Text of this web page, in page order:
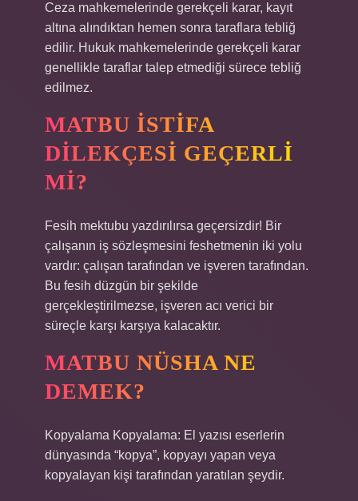
Ceza mahkemelerinde gerekçeli karar, kayıt
altına alındıktan hemen sonra taraflara tebliğ
edilir. Hukuk mahkemelerinde gerekçeli karar
genellikle taraflar talep etmediği sürece tebliğ
edilmez.
MATBU ISTIFA
DILEKÇESI GEÇERLI
MI?
Fesih mektubu yazdırılırsa geçersizdir! Bir
çalışanın iş sözleşmesini feshetmenin iki yolu
vardır: çalışan tarafından ve işveren tarafından.
Bu fesih düzgün bir şekilde
gerçekleştirilmezse, işveren acı verici bir
süreçle karşı karşıya kalacaktır.
MATBU NÜSHA NE
DEMEK?
Kopyalama Kopyalama: El yazısı eserlerin
dünyasında “kopya”, kopyayı yapan veya
kopyalayan kişi tarafından yaratılan şeydir.